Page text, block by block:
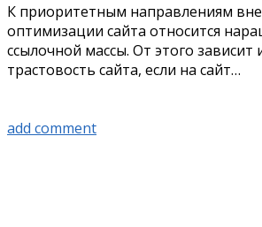
К приоритетным направлениям
оптимизации сайта относится
ссылочной массы. От этого зависит
трастовость сайта, если на сайт…
add comment